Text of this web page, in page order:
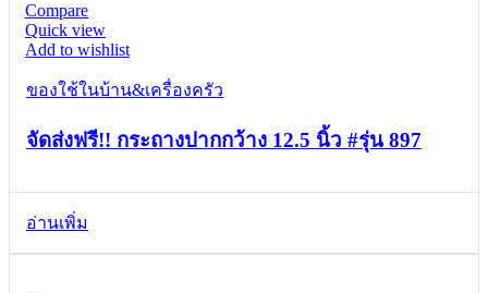
Compare
Quick view
Add to wishlist
ของใช้ในบ้าน&เครื่องครัว
จัดส่งฟรี!! กระถางปากกว้าง 12.5 นิ้ว #รุ่น 897
อ่านเพิ่ม